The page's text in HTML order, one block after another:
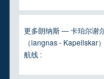
更多朗纳斯 — 卡珀尔谢
（langnas - Kapellskar
航线 :